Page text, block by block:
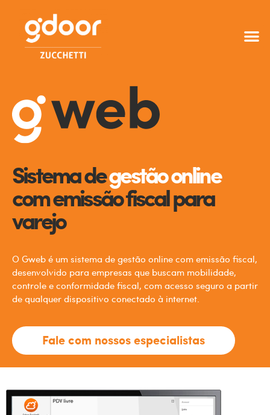
Sistema degestão online
com emissão fiscal para
varejo
O Gweb é um sistema de gestão online com emissão fiscal,
desenvolvido para empresas que buscam mobilidade,
controle e conformidade fiscal, com acesso seguro a partir
de qualquer dispositivo conectado à internet.
Fale com nossos especialistas